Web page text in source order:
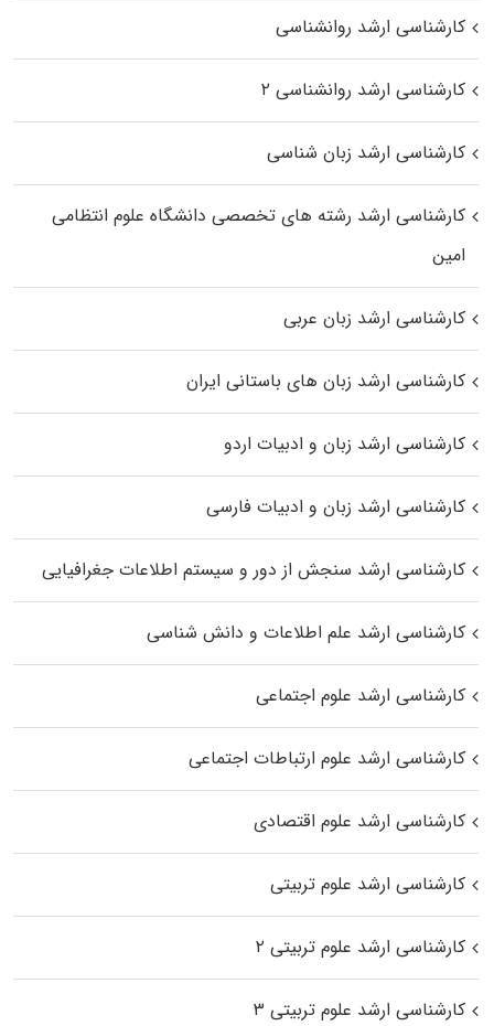
کارشناسی ارشد روانشناسی
کارشناسی ارشد روانشناسی ۲
کارشناسی ارشد زبان شناسی
کارشناسی ارشد رﺷﺘﻪ ﻫﺎی تخصصی داﻧﺸﮕﺎه ﻋﻠﻮم انتظامی
اﻣﻴﻦ
کارشناسی ارشد زبان عربی
کارشناسی ارشد زبان‌ های باستانی ایران
کارشناسی ارشد زبان و ادبیات اردو
کارشناسی ارشد زبان و ادبیات فارسی
کارشناسی ارشد سنجش از دور و سیستم اطلاعات جغرافیایی
کارشناسی ارشد علم اطلاعات و دانش شناسی
کارشناسی ارشد علوم اجتماعی
کارشناسی ارشد علوم ارتباطات اجتماعی
کارشناسی ارشد علوم اقتصادی
کارشناسی ارشد علوم تربیتی
کارشناسی ارشد علوم تربیتی ۲
کارشناسی ارشد علوم تربیتی ۳